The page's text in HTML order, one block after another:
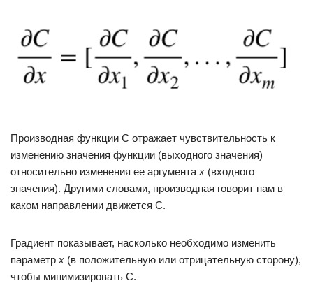
Производная функции С отражает чувствительность к
изменению значения функции (выходного значения)
относительно изменения ее аргумента х (входного
значения). Другими словами, производная говорит нам в
каком направлении движется С.
Градиент показывает, насколько необходимо изменить
параметр x (в положительную или отрицательную сторону),
чтобы минимизировать С.